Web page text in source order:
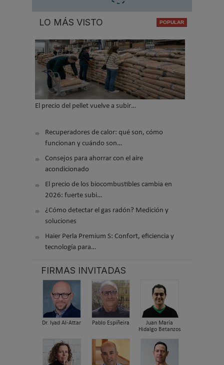
LO MÁS VISTO
El precio del pellet vuelve a subir…
Recuperadores de calor: qué son, cómo
funcionan y cuándo son…
Consejos para ahorrar con el aire
acondicionado
El precio de los biocombustibles cambia en
2026: fuerte subi…
¿Cómo detectar el gas radón? Medición y
soluciones
Haier Perla Premium S: Confort, eficiencia y
tecnología para…
FIRMAS INVITADAS
Dr. Iyad Al-Attar Pablo Espiñeira
Juan María
Hidalgo Betanzos